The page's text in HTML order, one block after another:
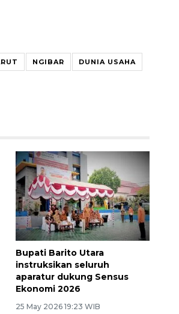
NGIBAR DUNIA USAHA
Bupati Barito Utara
instruksikan seluruh
aparatur dukung Sensus
Ekonomi 2026
25 May 2026 19:23 WIB